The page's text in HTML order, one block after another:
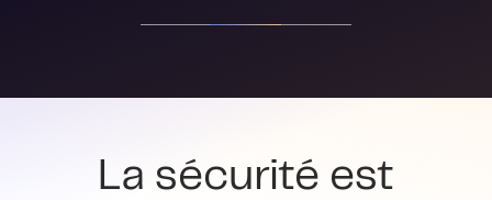
La sécurité est